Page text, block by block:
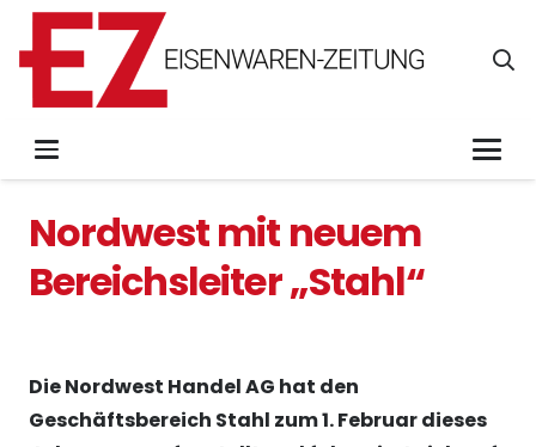
Nordwest mit neuem
Bereichsleiter „Stahl“
Die Nordwest Handel AG hat den
Geschäftsbereich Stahl zum 1. Februar dieses